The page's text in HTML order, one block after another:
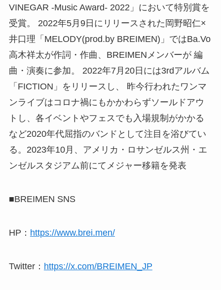
VINEGAR -Music Award- 2022」において特別賞を
受賞。 2022年5月9日にリリースされた岡野昭仁×
井口理「MELODY(prod.by BREIMEN)」ではBa.Vo
高木祥太が作詞・作曲、BREIMENメンバーが 編
曲・演奏に参加。 2022年7月20日には3rdアルバム
「FICTION」をリリースし、 昨今行われたワンマ
ンライブはコロナ禍にもかかわらずソールドアウ
トし、各イベントやフェスでも入場規制がかかる
など2020年代屈指のバンドとして注目を浴びてい
る。2023年10月、アメリカ・ロサンゼルス州・エ
ンゼルスタジアム前にてメジャー移籍を発表
■BREIMEN SNS
HP： https://www.brei.men/
Twitter： https://x.com/BREIMEN_JP